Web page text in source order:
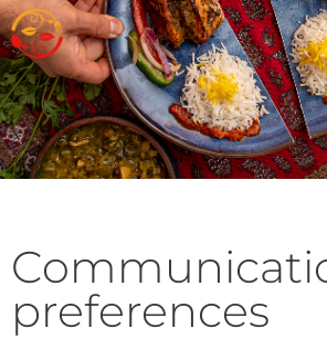
preferences